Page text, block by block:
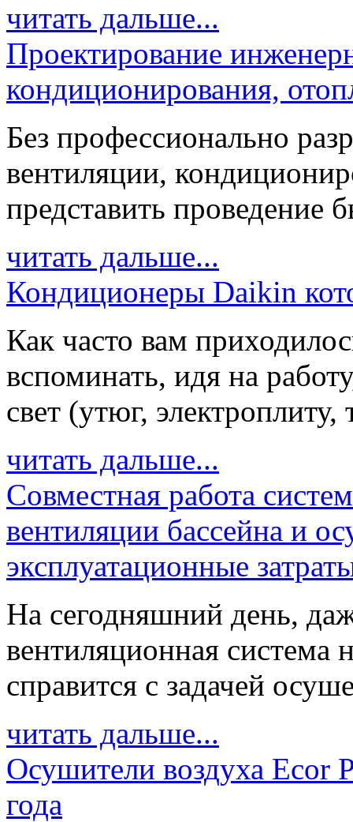
читать дальше...
Проектирование
кондиционирования,
Без профессионально
вентиляции,
представить проведение
читать дальше...
Кондиционеры Daikin
Как часто вам
вспоминать, идя на
свет (утюг,
читать дальше...
Совместная работа
вентиляции бассейна и
эксплуатационные
На сегодняшний день,
вентиляционная система
справится с задачей
читать дальше...
Осушители воздуха Ecor
года